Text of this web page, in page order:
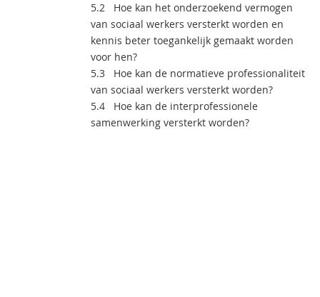
5.2 Hoe kan het onderzoekend vermogen
van sociaal werkers versterkt worden en
kennis beter toegankelijk gemaakt worden
voor hen?
5.3 Hoe kan de normatieve professionaliteit
van sociaal werkers versterkt worden?
5.4 Hoe kan de interprofessionele
samenwerking versterkt worden?